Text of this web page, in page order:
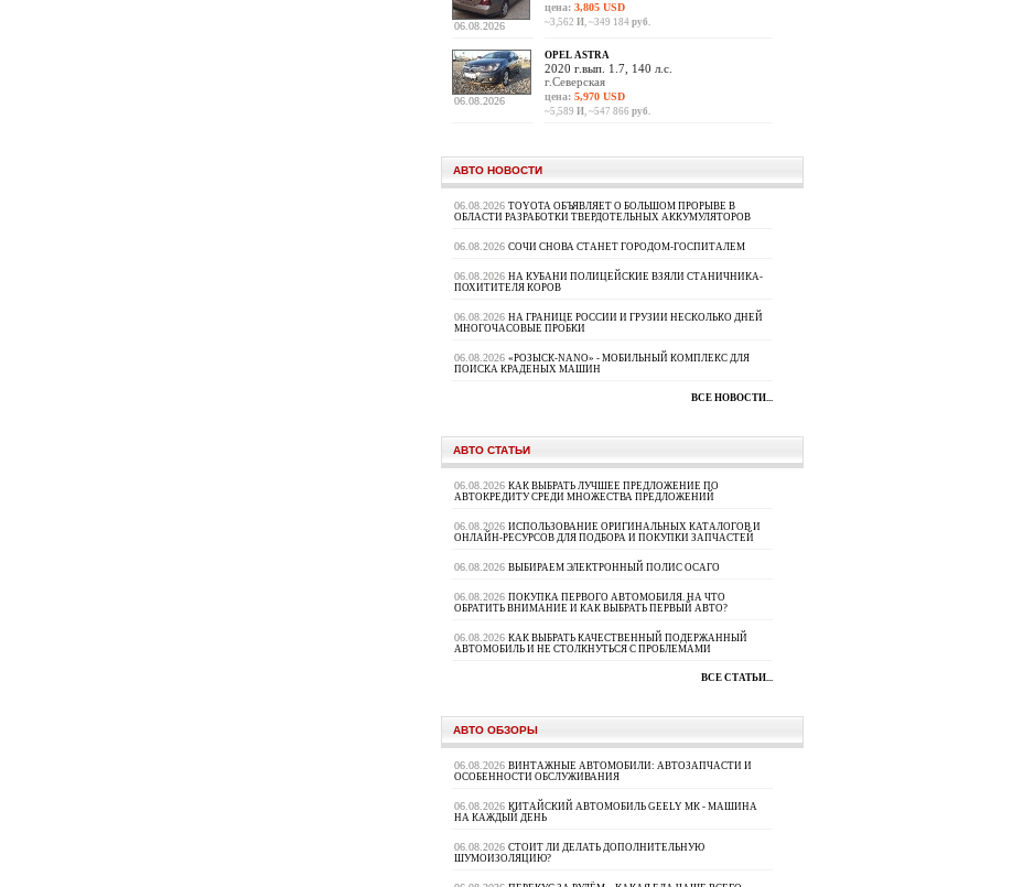
06.08.2026
цена: 3,805 USD
~3,562 И, ~349 184 руб.
06.08.2026
OPEL ASTRA
2020 г.вып. 1.7, 140 л.с.
г.Северская
цена: 5,970 USD
~5,589 И, ~547 866 руб.
АВТО НОВОСТИ
06.08.2026 TOYOTA ОБЪЯВЛЯЕТ О БОЛЬШОМ ПРОРЫВЕ В
ОБЛАСТИ РАЗРАБОТКИ ТВЕРДОТЕЛЬНЫХ АККУМУЛЯТОРОВ
06.08.2026 СОЧИ СНОВА СТАНЕТ ГОРОДОМ-ГОСПИТАЛЕМ
06.08.2026 НА КУБАНИ ПОЛИЦЕЙСКИЕ ВЗЯЛИ СТАНИЧНИКА-
ПОХИТИТЕЛЯ КОРОВ
06.08.2026 НА ГРАНИЦЕ РОССИИ И ГРУЗИИ НЕСКОЛЬКО ДНЕЙ
МНОГОЧАСОВЫЕ ПРОБКИ
06.08.2026 «РОЗЫСК-NANO» - МОБИЛЬНЫЙ КОМПЛЕКС ДЛЯ
ПОИСКА КРАДЕНЫХ МАШИН
ВСЕ НОВОСТИ...
АВТО СТАТЬИ
06.08.2026 КАК ВЫБРАТЬ ЛУЧШЕЕ ПРЕДЛОЖЕНИЕ ПО
АВТОКРЕДИТУ СРЕДИ МНОЖЕСТВА ПРЕДЛОЖЕНИЙ
06.08.2026 ИСПОЛЬЗОВАНИЕ ОРИГИНАЛЬНЫХ КАТАЛОГОВ И
ОНЛАЙН-РЕСУРСОВ ДЛЯ ПОДБОРА И ПОКУПКИ ЗАПЧАСТЕЙ
06.08.2026 ВЫБИРАЕМ ЭЛЕКТРОННЫЙ ПОЛИС ОСАГО
06.08.2026 ПОКУПКА ПЕРВОГО АВТОМОБИЛЯ. НА ЧТО
ОБРАТИТЬ ВНИМАНИЕ И КАК ВЫБРАТЬ ПЕРВЫЙ АВТО?
06.08.2026 КАК ВЫБРАТЬ КАЧЕСТВЕННЫЙ ПОДЕРЖАННЫЙ
АВТОМОБИЛЬ И НЕ СТОЛКНУТЬСЯ С ПРОБЛЕМАМИ
ВСЕ СТАТЬИ...
АВТО ОБЗОРЫ
06.08.2026 ВИНТАЖНЫЕ АВТОМОБИЛИ: АВТОЗАПЧАСТИ И
ОСОБЕННОСТИ ОБСЛУЖИВАНИЯ
06.08.2026 КИТАЙСКИЙ АВТОМОБИЛЬ GEELY МК - МАШИНА
НА КАЖДЫЙ ДЕНЬ
06.08.2026 СТОИТ ЛИ ДЕЛАТЬ ДОПОЛНИТЕЛЬНУЮ
ШУМОИЗОЛЯЦИЮ?